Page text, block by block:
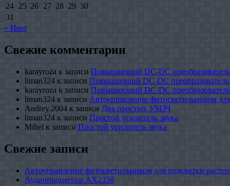
24 25 26 27 28 29 30
31
« Июл
Свежие комментарии
karayroza к записи Повышающий DC-DC
liman324 к записи Повышающий DC-DC
karayroza к записи Повышающий DC-DC
liman324 к записи Автоуправление фитосветильником
Andrey.2004 к записи Два простых УМЗЧ
liman324 к записи Простой усилитель звука
Mihel к записи Простой усилитель звука
Свежие записи
Автоуправление фитосветильником для подсветки
Аудиопроцессор AX2358